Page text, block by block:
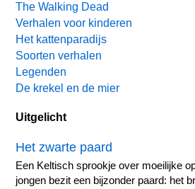
The Walking Dead
Verhalen voor kinderen
Het kattenparadijs
Soorten verhalen
Legenden
De krekel en de mier
Uitgelicht
Het zwarte paard
Een Keltisch sprookje over moeilijke
jongen bezit een bijzonder paard: het